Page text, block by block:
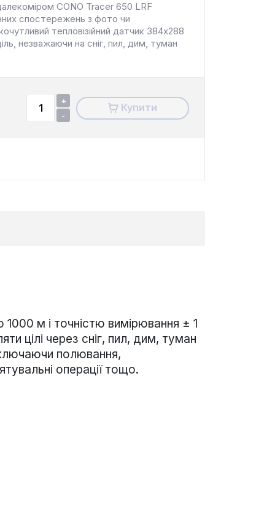
CONO Tracer 650 LRF
спостережень з фото чи
тепловізійний датчик 384x288
незважаючи на сніг, пил, дим, туман
+
-
Купити
м і точністю вимірювання ± 1
цілі через сніг, пил, дим, туман
полювання,
операції тощо.